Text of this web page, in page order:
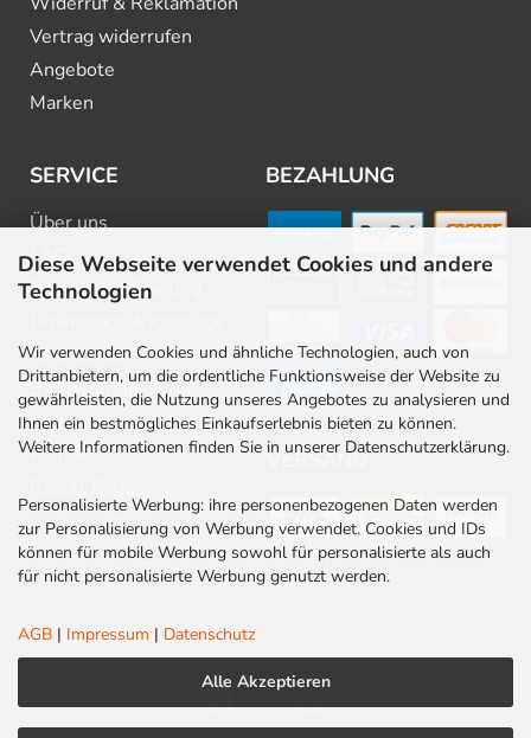
Diese Webseite verwendet Cookies und andere
Technologien
Wir verwenden Cookies und ähnliche Technologien, auch von
Drittanbietern, um die ordentliche Funktionsweise der Website zu
gewährleisten, die Nutzung unseres Angebotes zu analysieren und
Ihnen ein bestmögliches Einkaufserlebnis bieten zu können.
Weitere Informationen finden Sie in unserer Datenschutzerklärung.
Personalisierte Werbung: ihre personenbezogenen Daten werden
zur Personalisierung von Werbung verwendet. Cookies und IDs
können für mobile Werbung sowohl für personalisierte als auch
für nicht personalisierte Werbung genutzt werden.
AGB | Impressum | Datenschutz
Alle Akzeptieren
Vertrag widerrufen
Angebote
Marken
SERVICE
Über uns
FAQ
Beratung & Planung
Newsletter
Barrierefreiheit
Stellenangebote
Kontakt
BEZAHLUNG
VERSAND